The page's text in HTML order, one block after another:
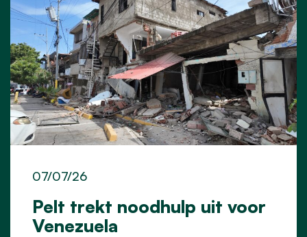
Pelt trekt noodhulp uit voor
Venezuela
07/07/26